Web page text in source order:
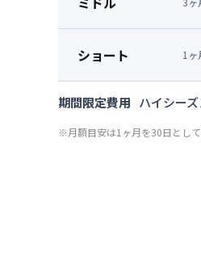
ショート 1 ヶ
期間限定費用 ハイシー
※月額目安は1ヶ月を30日とし